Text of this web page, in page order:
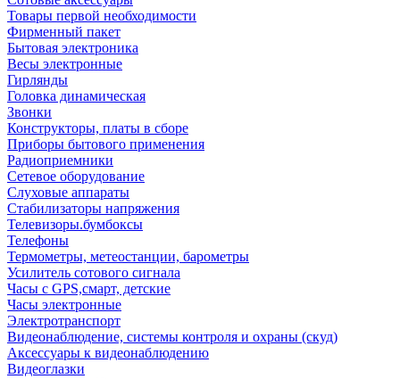
Товары первой необходимости
Фирменный пакет
Бытовая электроника
Весы электронные
Гирлянды
Головка динамическая
Звонки
Конструкторы, платы в сборе
Приборы бытового применения
Радиоприемники
Сетевое оборудование
Слуховые аппараты
Стабилизаторы напряжения
Телевизоры.бумбоксы
Телефоны
Термометры, метеостанции, барометры
Усилитель сотового сигнала
Часы с GPS,смарт, детские
Часы электронные
Электротранспорт
Видеонаблюдение, системы контроля и охраны (скуд)
Аксессуары к видеонаблюдению
Видеоглазки